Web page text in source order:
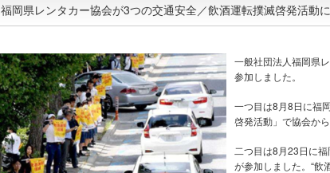
福岡県レンタカー協会が3つの交通安全／飲酒運転撲滅啓発活動
一般社団法人福岡県
参加しました。
一つ目は8月8日に福
啓発活動」で協会か
二つ目は8月23日に
が参加しました。“飲